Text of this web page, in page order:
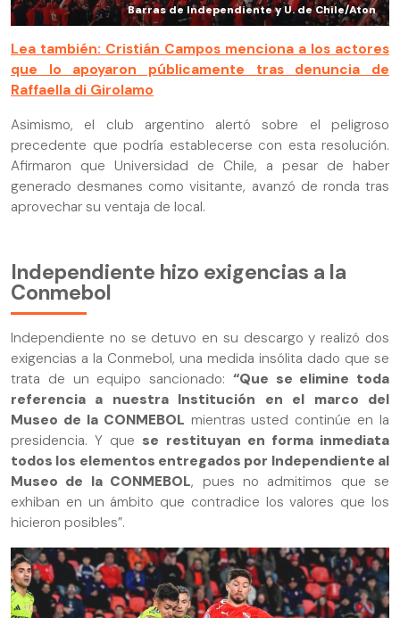
Barras de Independiente y U. de Chile/Aton
Lea también: Cristián Campos menciona a los actores
que lo apoyaron públicamente tras denuncia de
Raffaella di Girolamo
Asimismo, el club argentino alertó sobre el peligroso
precedente que podría establecerse con esta resolución.
Afirmaron que Universidad de Chile, a pesar de haber
generado desmanes como visitante, avanzó de ronda tras
aprovechar su ventaja de local.
Independiente hizo exigencias a la
Conmebol
Independiente no se detuvo en su descargo y realizó dos
exigencias a la Conmebol, una medida insólita dado que se
trata de un equipo sancionado: “Que se elimine toda
referencia a nuestra Institución en el marco del
Museo de la CONMEBOL mientras usted continúe en la
presidencia. Y que se restituyan en forma inmediata
todos los elementos entregados por Independiente al
Museo de la CONMEBOL, pues no admitimos que se
exhiban en un ámbito que contradice los valores que los
hicieron posibles”.